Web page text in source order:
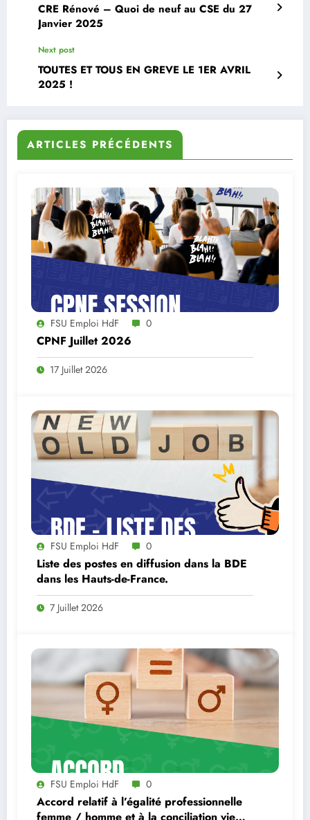
CRE Rénové – Quoi de neuf au CSE du 27
Janvier 2025
Next post
TOUTES ET TOUS EN GREVE LE 1ER AVRIL
2025 !
ARTICLES PRÉCÉDENTS
FSU Emploi HdF 0
CPNF Juillet 2026
17 Juillet 2026
FSU Emploi HdF 0
Liste des postes en diffusion dans la BDE
dans les Hauts-de-France.
7 Juillet 2026
FSU Emploi HdF 0
Accord relatif à l’égalité professionnelle
femme / homme et à la conciliation vie